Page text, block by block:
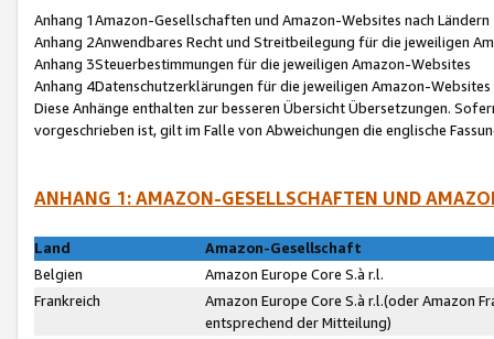
Anhang 1Amazon-Gesellschaften und Amazon-Websites nach Ländern
Anhang 2Anwendbares Recht und Streitbeilegung für die jeweiligen
Anhang 3Steuerbestimmungen für die jeweiligen Amazon-Websites
Anhang 4Datenschutzerklärungen für die jeweiligen Amazon-Websites
Diese Anhänge enthalten zur besseren Übersicht Übersetzungen.
vorgeschrieben ist, gilt im Falle von Abweichungen die englische
ANHANG 1: AMAZON-GESELLSCHAFTEN UND
Land
Amazon-Gesellschaft
Belgien
Amazon Europe Core S.à r.l.
Frankreich
Amazon Europe Core S.à r.l.(oder Amazon
entsprechend der Mitteilung)